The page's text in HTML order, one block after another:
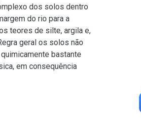
dos solos dentro
do rio para a
teores de silte, argila e,
geral os solos não
bastante
em consequência